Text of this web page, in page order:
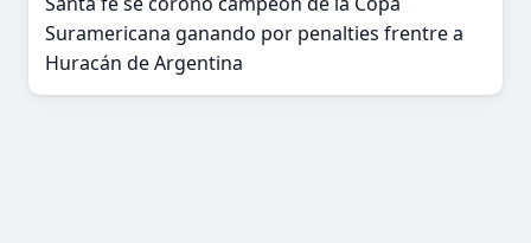
Suramericana ganando por penalties frentre a
Huracán de Argentina